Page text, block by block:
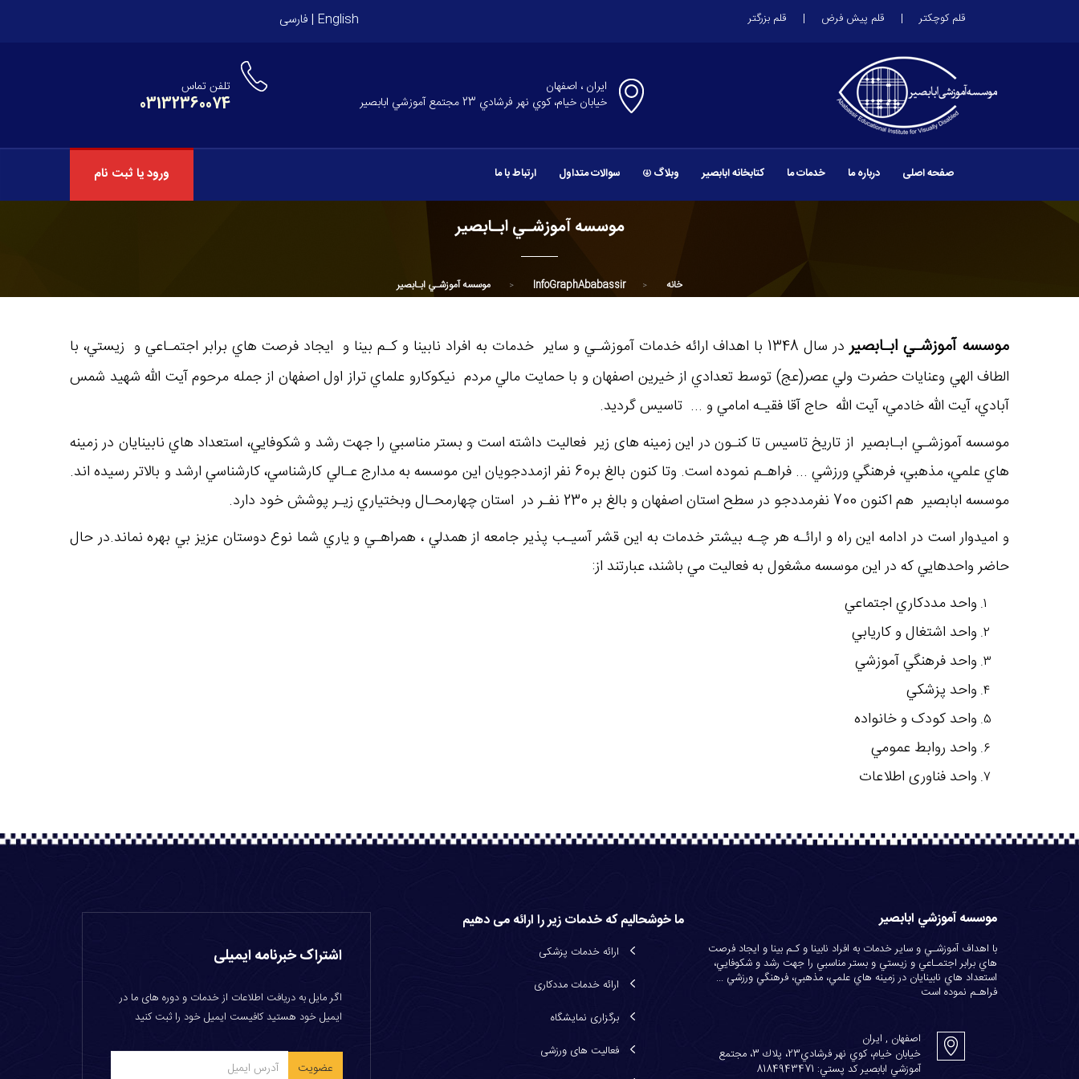
English
| فارسی قلم بزرگتر قلم پیش فرض قلم کوچکتر
تلفن تماس
03132360074
ایران ، اصفهان
خيابان خيام، كوي نهر فرشادي 23 مجتمع آموزشي ابابصير
صفحه اصلی درباره ما خدمات ما کتابخانه ابابصیر وبلاگ سوالات متداول ارتباط با ما ورود یا ثبت نام
موسسه آموزشـي ابـابصير
خانه InfoGraphAbabassir موسسه آموزشـي ابـابصير
موسسه آموزشـي ابـابصير
در سال 1348 با اهداف ارائه خدمات آموزشـي و ساير خدمات به افراد نابينا و كـم بينا و ايجاد فرصت هاي برابر اجتمـاعي و زيستي، با
الطاف الهي وعنايات حضرت ولي عصر(عج) توسط تعدادي از خيرين اصفهان و با حمايت مالي مردم نيكوكارو علماي تراز اول اصفهان از جمله مرحوم آيت الله شهيد شمس
آبادي، آيت الله خادمي، آيت الله حاج آقا فقيـه امامي و ... تاسيس گرديد.
موسسه آموزشـي ابـابصير از تاريخ تاسیس تا كنـون در اين زمينه های زیر فعاليت داشته است و بستر مناسبي را جهت رشد و شكوفايي، استعداد هاي نابينايان در زمينه
هاي علمي، مذهبي، فرهنگي ورزشي ... فراهـم نموده است. وتا كنون بالغ بر60 نفر ازمددجويان اين موسسه به مدارج عـالي كارشناسي، كارشناسي ارشد و بالاتر رسيده اند.
موسسه ابابصير هم اكنون 700 نفرمددجو در سطح استان اصفهان و بالغ بر 230 نفـر در استان چهارمحـال وبختياري زيـر پوشش خود دارد.
و اميدوار است در ادامه اين راه و ارائـه هر چـه بيشتر خدمات به اين قشر آسيـب پذير جامعه از همدلي ، همراهـي و ياري شما نوع دوستان عزيز بي بهره نماند.در حال
حاضر واحدهايي كه در اين موسسه مشغول به فعاليت مي باشند، عبارتند از:
واحد مددكاري اجتماعي
واحد اشتغال و كاريابي
واحد فرهنگي آموزشي
واحد پزشكي
واحد کودک و خانواده
واحد روابط عمومي
واحد فناوری اطلاعات
اشتراک خبرنامه ایمیلی
اگر مایل به دریافت اطلاعات از خدمات و دوره های ما در
ایمیل خود هستید کافیست ایمیل خود را ثبت کنید
ما خوشحالیم که خدمات زیر را ارائه می دهیم
ارائه خدمات پزشكی
ارائه خدمات مددكاری
برگزاری نمایشگاه
فعالیت های ورزشی
موسسه آموزشي ابابصير
با اهداف آموزشـي و ساير خدمات به افراد نابينا و كـم بينا و ايجاد فرصت
هاي برابر اجتمـاعي و زيستي و بستر مناسبي را جهت رشد و شكوفايي،
استعداد هاي نابينايان در زمينه هاي علمي، مذهبي، فرهنگي ورزشي ...
فراهـم نموده است
اصفهان , ایران
خيابان خيام، كوي نهر فرشادي23، پلاك 3، مجتمع
آموزشي ابابصير كد پستي: 8184943471